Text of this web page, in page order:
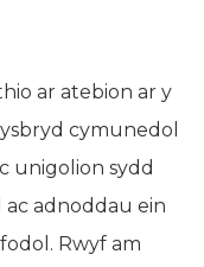
ar atebion ar y
cymunedol
unigolion sydd
adnoddau ein
Rwyf am